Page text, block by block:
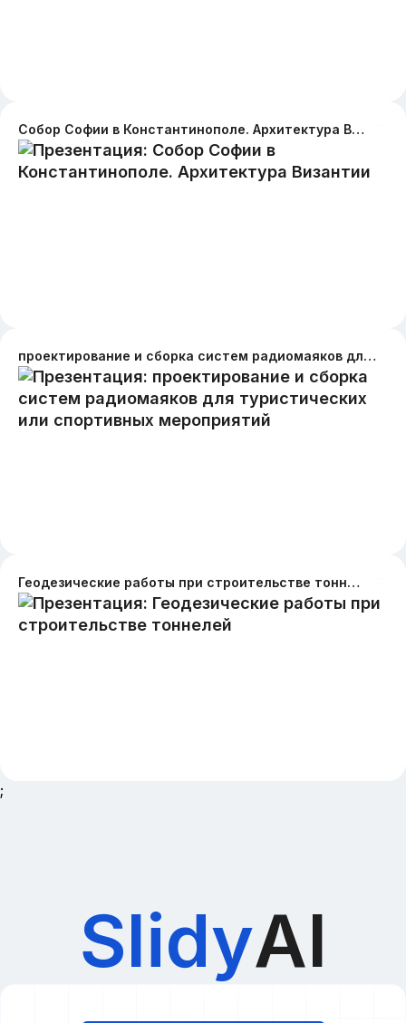
Собор Софии в Константинополе. Архитектура Византии
проектирование и сборка систем радиомаяков для туристических или спортивных мероприятий
Геодезические работы при строительстве тоннелей
;
SlidyAI